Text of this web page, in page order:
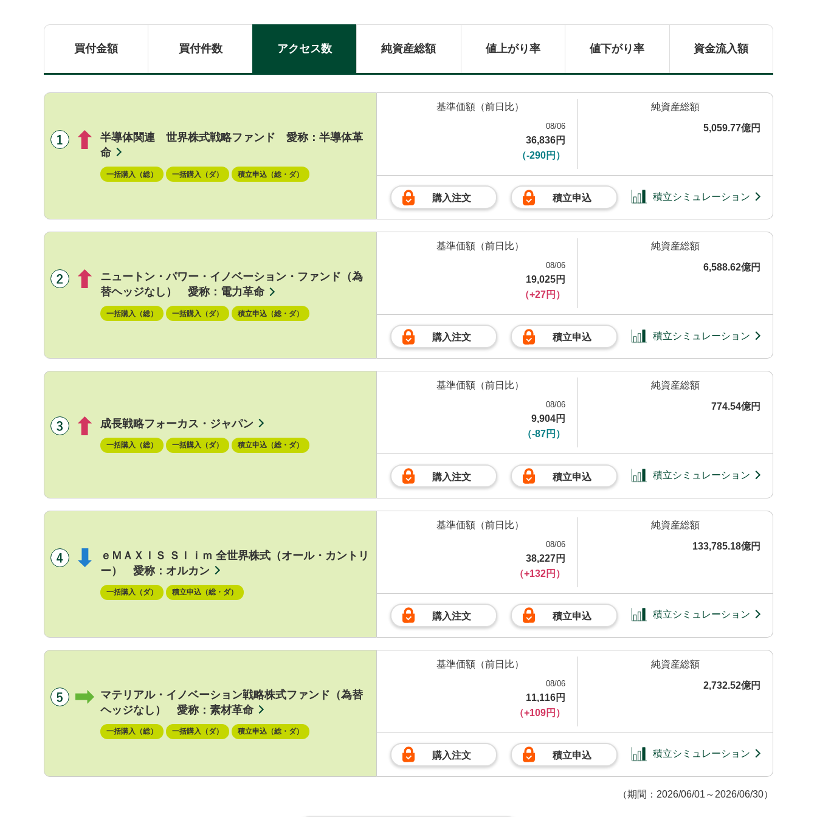
買付金額 買付件数 アクセス数 純資産総額 値上がり率 値下がり率 資金流入額
半導体関連 世界株式戦略ファンド 愛称：半導体革
命
一括購入（総） 一括購入（ダ） 積立申込（総・ダ）
基準価額（前日比）
08/06
36,836円
（-290円）
純資産総額
5,059.77億円
購入注文 積立申込 積立シミュレーション
ニュートン・パワー・イノベーション・ファンド（為
替ヘッジなし） 愛称：電力革命
一括購入（総） 一括購入（ダ） 積立申込（総・ダ）
基準価額（前日比）
08/06
19,025円
（+27円）
純資産総額
6,588.62億円
購入注文 積立申込 積立シミュレーション
成長戦略フォーカス・ジャパン
一括購入（総） 一括購入（ダ） 積立申込（総・ダ）
基準価額（前日比）
08/06
9,904円
（-87円）
純資産総額
774.54億円
購入注文 積立申込 積立シミュレーション
ｅＭＡＸＩＳ Ｓｌｉｍ 全世界株式（オール・カントリ
ー） 愛称：オルカン
一括購入（ダ） 積立申込（総・ダ）
基準価額（前日比）
08/06
38,227円
（+132円）
純資産総額
133,785.18億円
購入注文 積立申込 積立シミュレーション
マテリアル・イノベーション戦略株式ファンド（為替
ヘッジなし） 愛称：素材革命
一括購入（総） 一括購入（ダ） 積立申込（総・ダ）
基準価額（前日比）
08/06
11,116円
（+109円）
純資産総額
2,732.52億円
購入注文 積立申込 積立シミュレーション
（期間：2026/06/01～2026/06/30）